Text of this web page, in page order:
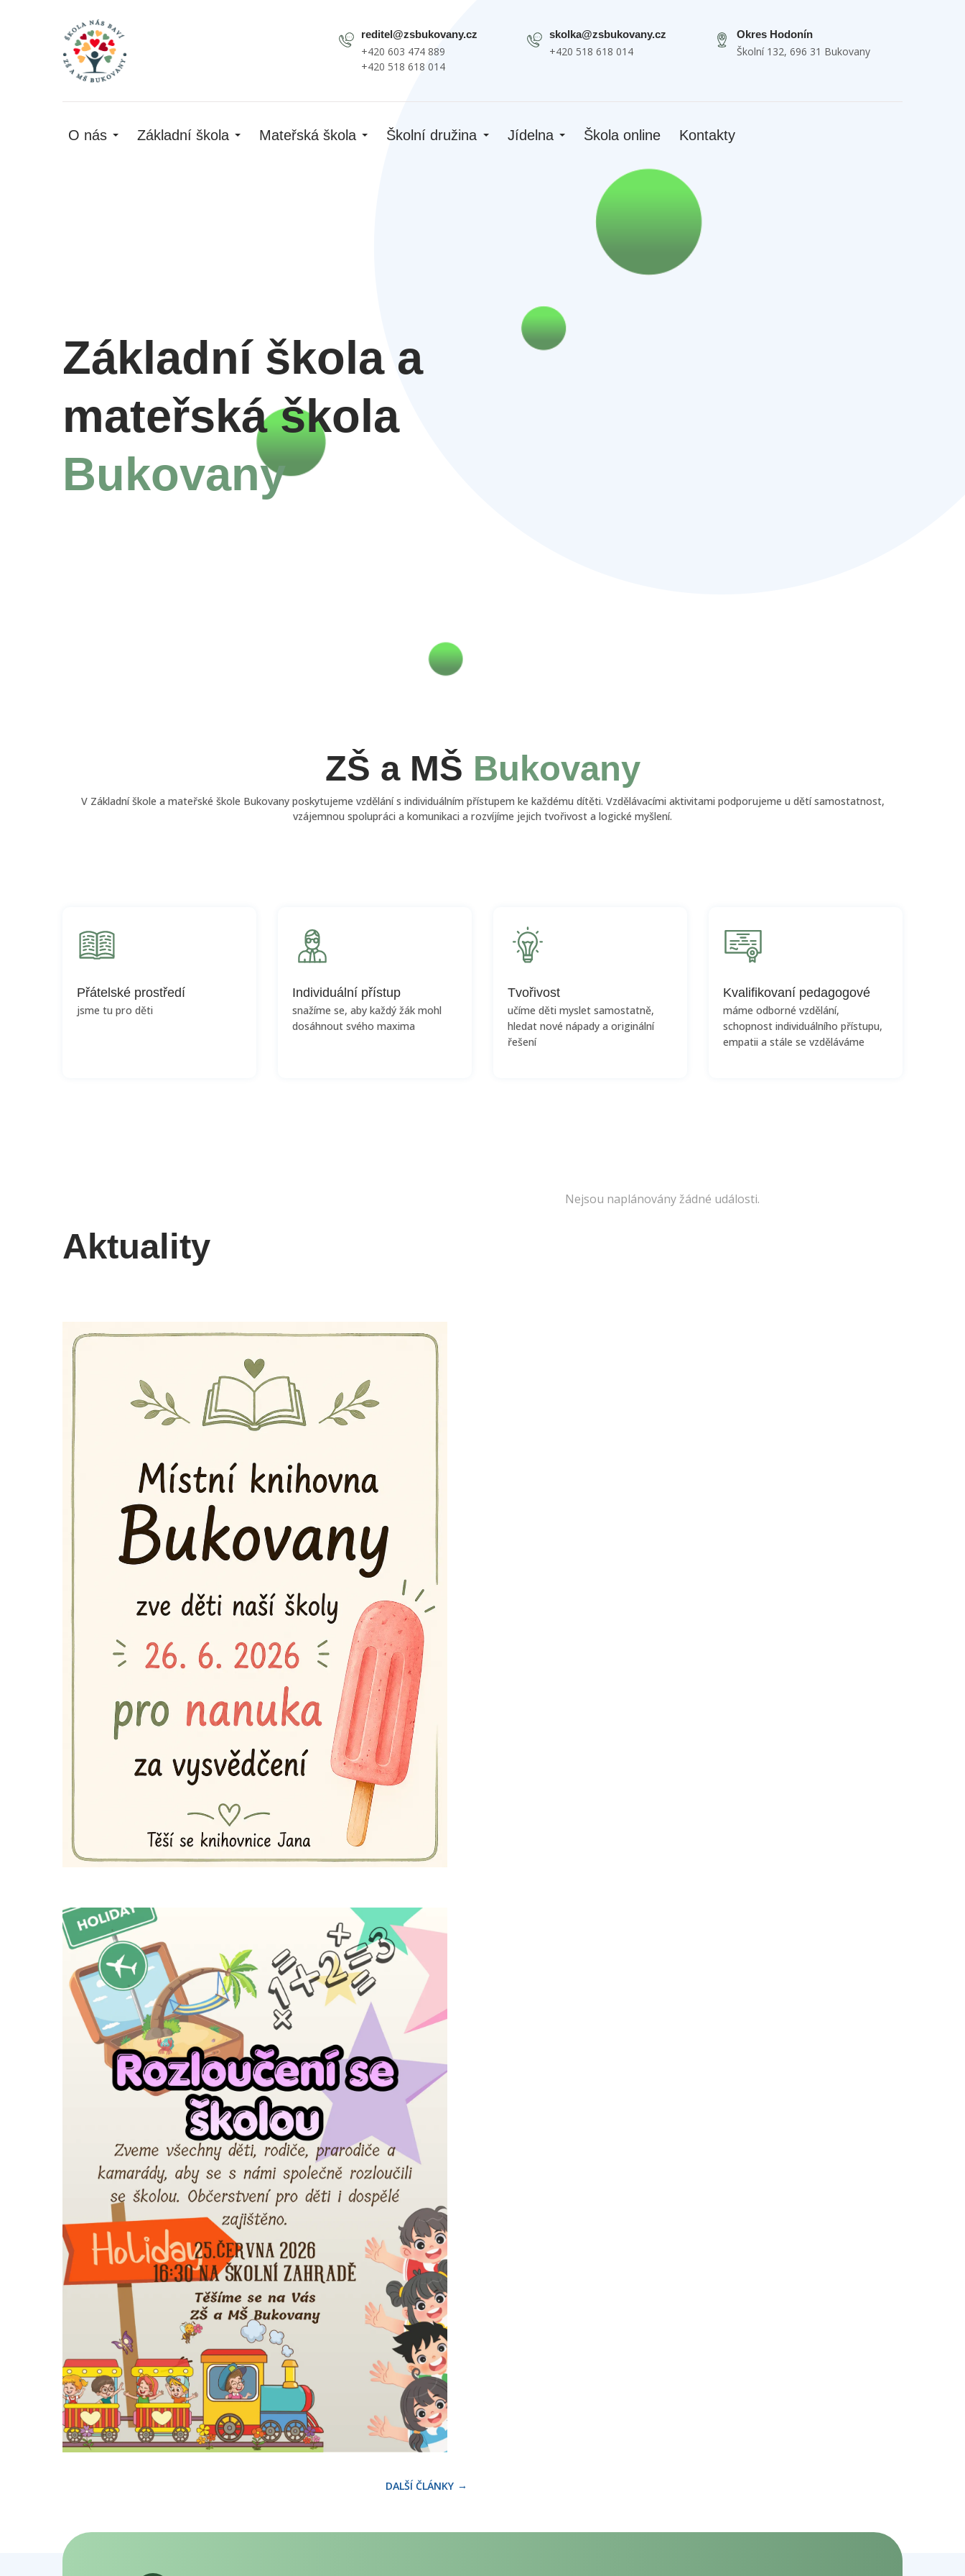
reditel@zsbukovany.cz
+420 603 474 889
+420 518 618 014
skolka@zsbukovany.cz
+420 518 618 014
Okres Hodonín
Školní 132, 696 31 Bukovany
O nás Základní škola Mateřská škola Školní družina Jídelna Škola online Kontakty
Základní škola a
mateřská škola
Bukovany
ZŠ a MŠ Bukovany
V Základní škole a mateřské škole Bukovany poskytujeme vzdělání s individuálním přístupem ke každému dítěti. Vzdělávacími aktivitami podporujeme u dětí samostatnost,
vzájemnou spolupráci a komunikaci a rozvíjíme jejich tvořivost a logické myšlení.
Přátelské prostředí
jsme tu pro děti
Individuální přístup
snažíme se, aby každý žák mohl
dosáhnout svého maxima
Tvořivost
učíme děti myslet samostatně,
hledat nové nápady a originální
řešení
Kvalifikovaní pedagogové
máme odborné vzdělání,
schopnost individuálního přístupu,
empatii a stále se vzděláváme
Aktuality
DALŠÍ ČLÁNKY
Nejsou naplánovány žádné události.